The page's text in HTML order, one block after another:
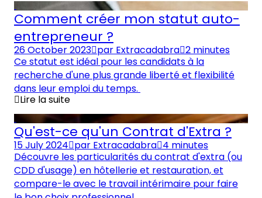
Comment créer mon statut auto-
entrepreneur ?
26 October 2023 par Extracadabra 2 minutes
Ce statut est idéal pour les candidats à la
recherche d'une plus grande liberté et flexibilité
dans leur emploi du temps.
Lire la suite
Qu'est-ce qu'un Contrat d'Extra ?
15 July 2024 par Extracadabra 4 minutes
Découvre les particularités du contrat d'extra (ou
CDD d'usage) en hôtellerie et restauration, et
compare-le avec le travail intérimaire pour faire